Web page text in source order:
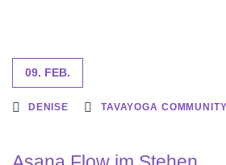
09. FEB.
DENISE TAVAYOGA COMMUNITY